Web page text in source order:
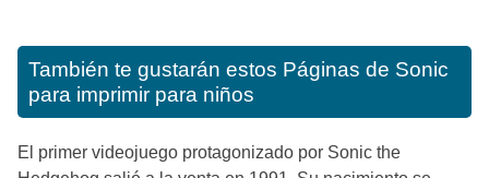
También te gustarán estos Páginas de Sonic
para imprimir para niños
El primer videojuego protagonizado por Sonic the